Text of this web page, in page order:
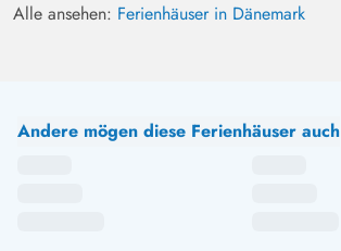
Alle ansehen: Ferienhäuser in Dänemark
Andere mögen diese Ferienhäuser auch